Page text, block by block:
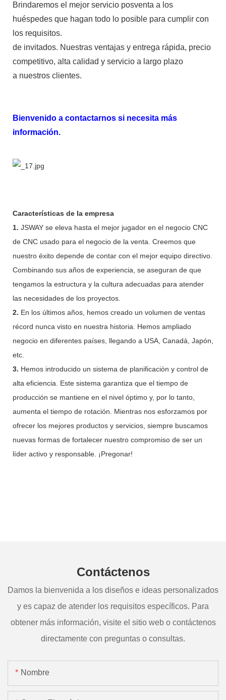
Brindaremos el mejor servicio posventa a los
huéspedes que hagan todo lo posible para cumplir con
los requisitos.
de invitados. Nuestras ventajas y entrega rápida, precio
competitivo, alta calidad y servicio a largo plazo
a nuestros clientes.
Bienvenido a contactarnos si necesita más
información.
Características de la empresa
1. JSWAY se eleva hasta el mejor jugador en el negocio CNC
de CNC usado para el negocio de la venta. Creemos que
nuestro éxito depende de contar con el mejor equipo directivo.
Combinando sus años de experiencia, se aseguran de que
tengamos la estructura y la cultura adecuadas para atender
las necesidades de los proyectos.
2. En los últimos años, hemos creado un volumen de ventas
récord nunca visto en nuestra historia. Hemos ampliado
negocio en diferentes países, llegando a USA, Canadá, Japón,
etc.
3. Hemos introducido un sistema de planificación y control de
alta eficiencia. Este sistema garantiza que el tiempo de
producción se mantiene en el nivel óptimo y, por lo tanto,
aumenta el tiempo de rotación. Mientras nos esforzamos por
ofrecer los mejores productos y servicios, siempre buscamos
nuevas formas de fortalecer nuestro compromiso de ser un
líder activo y responsable. ¡Pregonar!
Contáctenos
Damos la bienvenida a los diseños e ideas personalizados
y es capaz de atender los requisitos específicos. Para
obtener más información, visite el sitio web o contáctenos
directamente con preguntas o consultas.
Nombre